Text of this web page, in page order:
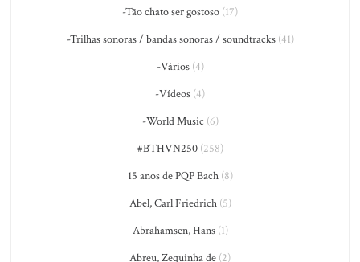
-Tão chato ser gostoso (17)
-Trilhas sonoras / bandas sonoras / soundtracks(41)
-Vários(4)
-Vídeos (4)
-World Music (6)
#BTHVN250(258)
15 anos de PQP Bach(8)
Abel, Carl Friedrich(5)
Abrahamsen, Hans(1)
Abreu, Zequinha de (2)